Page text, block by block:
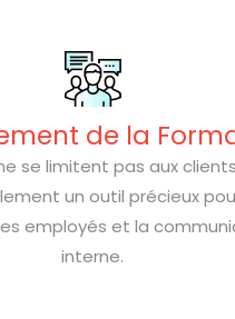
de la
se limitent pas aux
un outil précieux
employés et la
interne.